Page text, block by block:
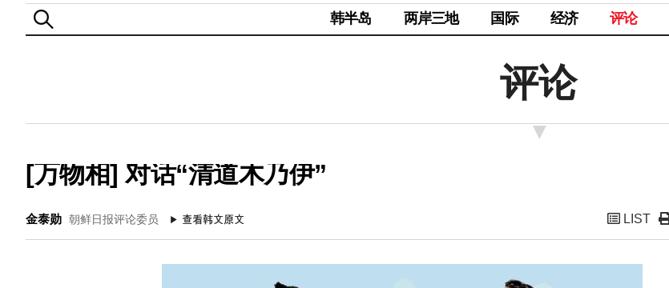
韩半岛 两岸三地 国际 经济 评论
评论
[万物相] 对话“清道木乃伊”
金泰勋 朝鲜日报评论委员 LIST